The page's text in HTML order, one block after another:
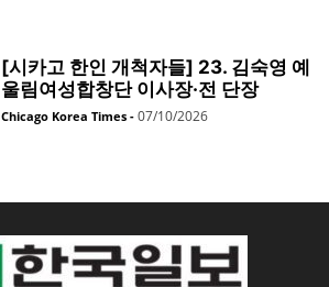
[시카고 한인 개척자들] 23. 김숙영 예
울림여성합창단 이사장·전 단장
Chicago Korea Times - 07/10/2026